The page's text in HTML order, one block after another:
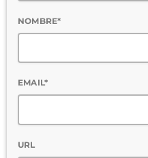
NOMBRE*
EMAIL*
URL